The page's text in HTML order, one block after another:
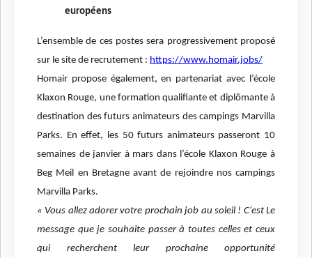
européens
L’ensemble de ces postes sera progressivement proposé
sur le site de recrutement : https://www.homair.jobs/
Homair propose également, en partenariat avec l’école
Klaxon Rouge, une formation qualifiante et diplômante à
destination des futurs animateurs des campings Marvilla
Parks. En effet, les 50 futurs animateurs passeront 10
semaines de janvier à mars dans l’école Klaxon Rouge à
Beg Meil en Bretagne avant de rejoindre nos campings
Marvilla Parks.
« Vous allez adorer votre prochain job au soleil ! C'est Le
message que je souhaite passer à toutes celles et ceux
qui recherchent leur prochaine opportunité